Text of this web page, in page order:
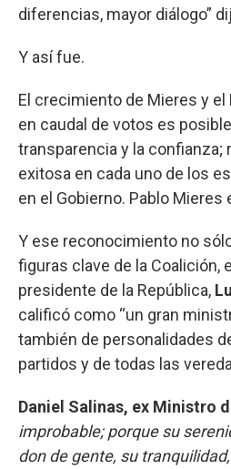
diferencias, mayor diálogo”
Y así fue.
El crecimiento de Mieres y
en caudal de votos es
transparencia y la confianza;
exitosa en cada uno de los
en el Gobierno. Pablo Mieres
Y ese reconocimiento no
figuras clave de la Coalición,
presidente de la República,
calificó como “un gran
también de personalidades
partidos y de todas las
Daniel Salinas, ex Ministro
improbable; porque su
don de gente, su